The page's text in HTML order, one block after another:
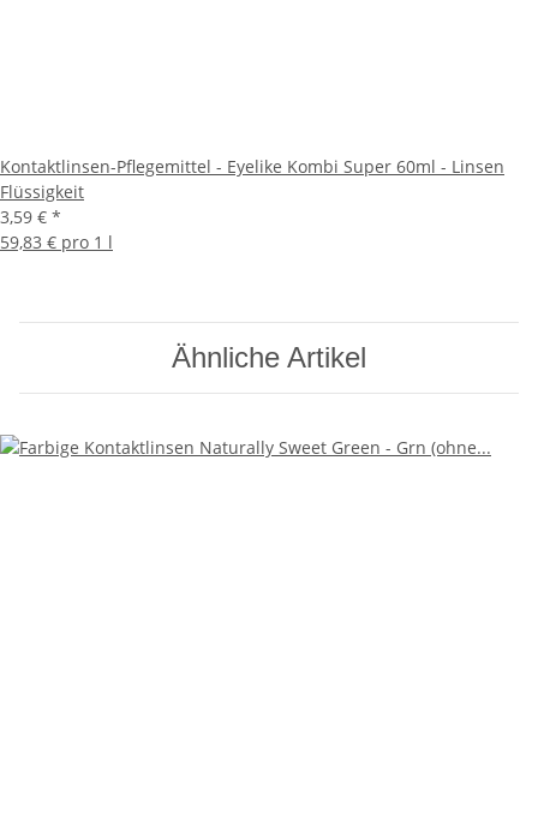
Kontaktlinsen-Pflegemittel - Eyelike Kombi Super 60ml - Linsen
Flüssigkeit
3,59 € *
59,83 € pro 1 l
Ähnliche Artikel